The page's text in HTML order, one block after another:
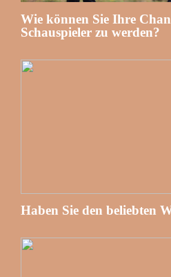
Wie können Sie Ihre
Schauspieler zu werden?
Haben Sie den beliebten